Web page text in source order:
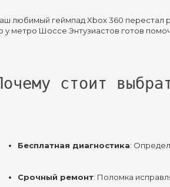
любимый геймпад Xbox 360 перестал
у метро Шоссе Энтузиастов готов
стоит
Бесплатная диагностика:
Срочный ремонт: Поломка